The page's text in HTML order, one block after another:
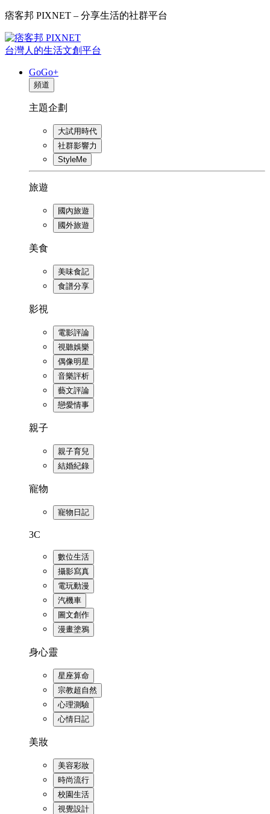
痞客邦 PIXNET – 分享生活的社群平台
台灣人的生活文創平台
GoGo+
頻道
主題企劃
大試用時代
社群影響力
StyleMe
旅遊
國內旅遊
國外旅遊
美食
美味食記
食譜分享
影視
電影評論
視聽娛樂
偶像明星
音樂評析
藝文評論
戀愛情事
親子
親子育兒
結婚紀錄
寵物
寵物日記
3C
數位生活
攝影寫真
電玩動漫
汽機車
圖文創作
漫畫塗鴉
身心靈
星座算命
宗教超自然
心理測驗
心情日記
美妝
美容彩妝
時尚流行
校園生活
視覺設計